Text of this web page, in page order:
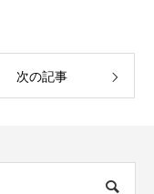
次の記事